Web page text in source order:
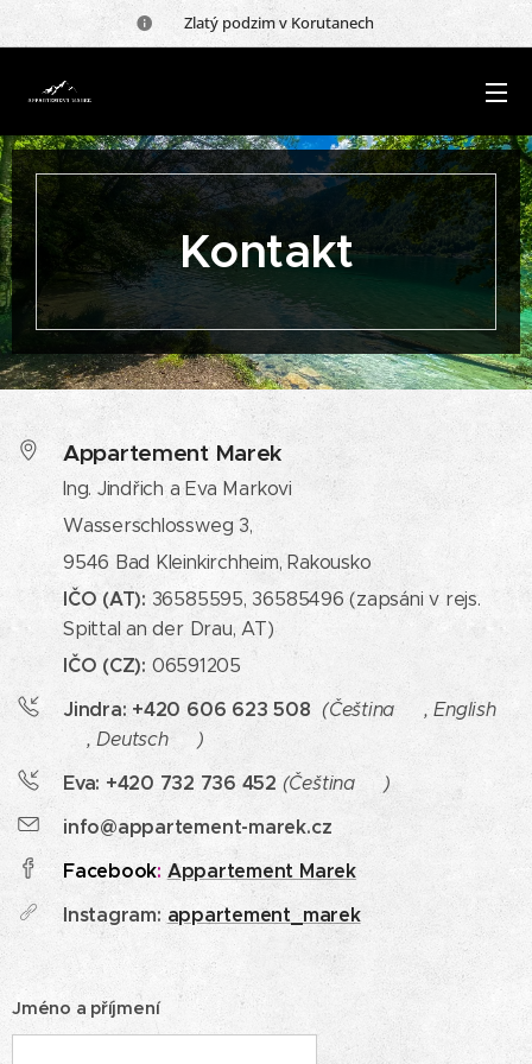
🍂 Zlatý podzim v Korutanech 🍂
Kontakt
Appartement Marek
Ing. Jindřich a Eva Markovi
Wasserschlossweg 3,
9546 Bad Kleinkirchheim, Rakousko
IČO (AT): 36585595, 36585496 (zapsáni v rejs.
Spittal an der Drau, AT)
IČO (CZ): 06591205
Jindra: +420 606 623 508 (Čeština 🇨🇿, English
🇬🇧, Deutsch 🇩🇪)
Eva: +420 732 736 452 (Čeština 🇨🇿)
info@appartement-marek.cz
Facebook: Appartement Marek
Instagram:appartement_marek
Jméno a příjmení